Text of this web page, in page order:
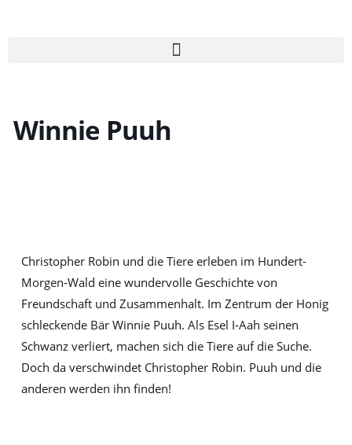
Winnie Puuh
Christopher Robin und die Tiere erleben im Hundert-
Morgen-Wald eine wundervolle Geschichte von
Freundschaft und Zusammenhalt. Im Zentrum der Honig
schleckende Bär Winnie Puuh. Als Esel I-Aah seinen
Schwanz verliert, machen sich die Tiere auf die Suche.
Doch da verschwindet Christopher Robin. Puuh und die
anderen werden ihn finden!